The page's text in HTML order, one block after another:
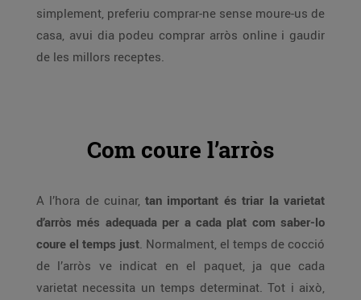
simplement, preferiu comprar-ne sense moure-us de
casa, avui dia podeu comprar arròs online i gaudir
de les millors receptes.
Com coure l’arròs
A l’hora de cuinar, tan important és triar la varietat
d’arròs més adequada per a cada plat com saber-lo
coure el temps just. Normalment, el temps de cocció
de l’arròs ve indicat en el paquet, ja que cada
varietat necessita un temps determinat. Tot i això,